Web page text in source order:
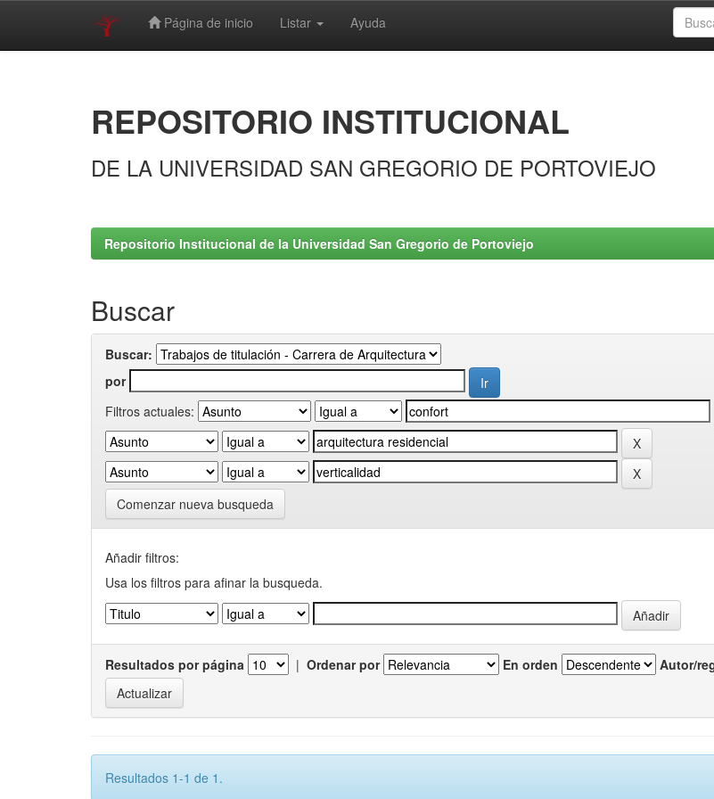
Página de inicio Listar Ayuda
REPOSITORIO INSTITUCIONAL
DE LA UNIVERSIDAD SAN GREGORIO DE PORTOVIEJO
Repositorio Institucional de la Universidad San Gregorio de Portoviejo
Buscar
Buscar:
por
Filtros actuales:
Comenzar nueva busqueda
Añadir filtros:
Usa los filtros para afinar la busqueda.
Resultados por página | Ordenar por En orden Autor/
Resultados 1-1 de 1.